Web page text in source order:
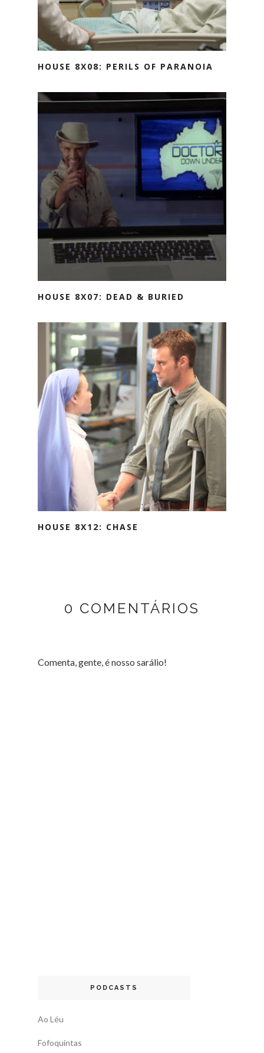
HOUSE 8X08: PERILS OF PARANOIA
HOUSE 8X07: DEAD & BURIED
HOUSE 8X12: CHASE
0 COMENTÁRIOS
Comenta, gente, é nosso sarálio!
PODCASTS
Ao Léu
Fofoquintas